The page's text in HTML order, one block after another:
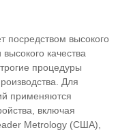
посредством высокого
качества
процедуры
Для
применяются
включая
Metrology (США),